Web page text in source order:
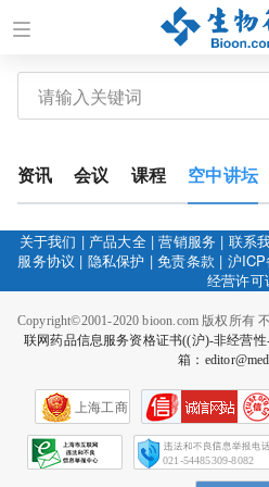
资讯 会议 课程 空中讲坛
关于我们 | 产品大全|营销服务 | 联系
服务协议 | 隐私保护 |免责条款 | 沪
经营许可
Copyright©2001-2020 bioon.com 版权所有
联网药品信息服务资格证书((沪)-非经营性
箱：
上海工商
021-54485309-8082